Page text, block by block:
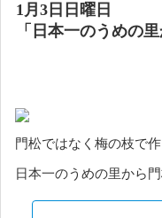
1月3日日曜日
「日本一のうめの里
門松ではなく梅の枝で作
日本一のうめの里から門